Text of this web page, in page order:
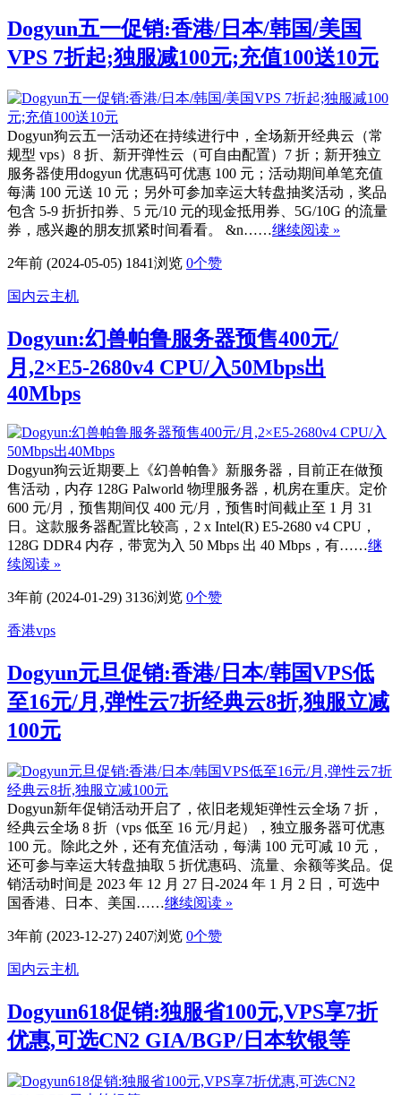
Dogyun五一促销:香港/日本/韩国/美国
VPS 7折起;独服减100元;充值100送10元
Dogyun狗云五一活动还在持续进行中，全场新开经典云（常
规型 vps）8 折、新开弹性云（可自由配置）7 折；新开独立
服务器使用dogyun 优惠码可优惠 100 元；活动期间单笔充值
每满 100 元送 10 元；另外可参加幸运大转盘抽奖活动，奖品
包含 5-9 折折扣券、5 元/10 元的现金抵用券、5G/10G 的流量
券，感兴趣的朋友抓紧时间看看。 &n……继续阅读 »
2年前 (2024-05-05) 1841浏览 0个赞
国内云主机
Dogyun:幻兽帕鲁服务器预售400元/
月,2×E5-2680v4 CPU/入50Mbps出
40Mbps
Dogyun狗云近期要上《幻兽帕鲁》新服务器，目前正在做预
售活动，内存 128G Palworld 物理服务器，机房在重庆。定价
600 元/月，预售期间仅 400 元/月，预售时间截止至 1 月 31
日。这款服务器配置比较高，2 x Intel(R) E5-2680 v4 CPU，
128G DDR4 内存，带宽为入 50 Mbps 出 40 Mbps，有……继
续阅读 »
3年前 (2024-01-29) 3136浏览 0个赞
香港vps
Dogyun元旦促销:香港/日本/韩国VPS低
至16元/月,弹性云7折经典云8折,独服立减
100元
Dogyun新年促销活动开启了，依旧老规矩弹性云全场 7 折，
经典云全场 8 折（vps 低至 16 元/月起），独立服务器可优惠
100 元。除此之外，还有充值活动，每满 100 元可减 10 元，
还可参与幸运大转盘抽取 5 折优惠码、流量、余额等奖品。促
销活动时间是 2023 年 12 月 27 日-2024 年 1 月 2 日，可选中
国香港、日本、美国……继续阅读 »
3年前 (2023-12-27) 2407浏览 0个赞
国内云主机
Dogyun618促销:独服省100元,VPS享7折
优惠,可选CN2 GIA/BGP/日本软银等